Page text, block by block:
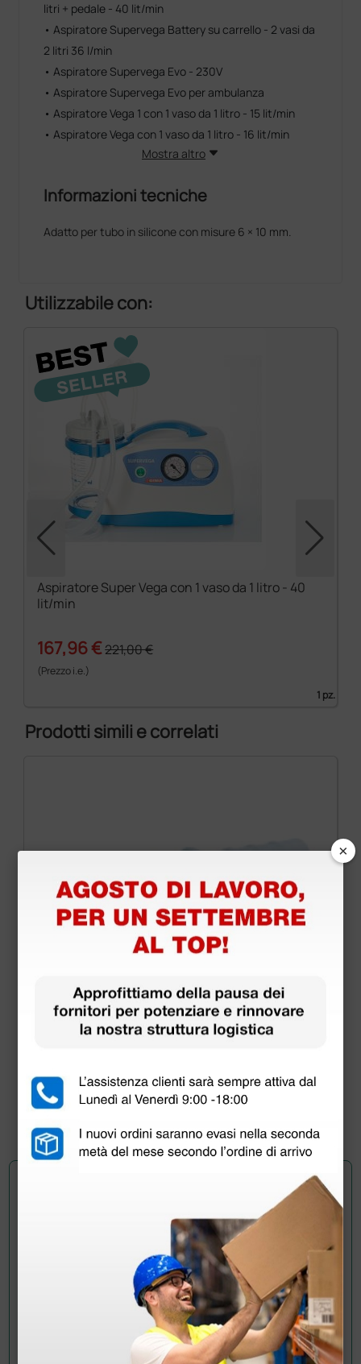
litri + pedale - 40 lit/min
• Aspiratore Supervega Battery su carrello - 2 vasi da
2 litri 36 l/min
• Aspiratore Supervega Evo - 230V
• Aspiratore Supervega Evo per ambulanza
• Aspiratore Vega 1 con 1 vaso da 1 litro - 15 lit/min
• Aspiratore Vega con 1 vaso da 1 litro - 16 lit/min
Mostra altro
Informazioni tecniche
Adatto per tubo in silicone con misure 6 × 10 mm.
Utilizzabile con:
Aspiratore Super Vega con 1 vaso da 1 litro - 40
lit/min
167,96 €221,00 €
(Prezzo i.e.)
1 pz.
Prodotti simili e correlati
Adattatore tra catetere e tubo silicone - da 8 × 14
0,95 €2,06 €
(Prezzo i.e.)
Chiedi a un collega
Hai ancora qualche dubbio? Vuoi ulteriori
×